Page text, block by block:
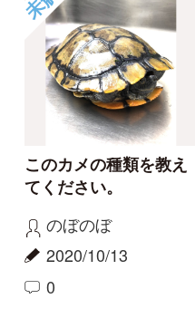
初めての方へ コース一覧
新規会員登録 掲載図鑑一覧
ご利用の方へ
マイページ